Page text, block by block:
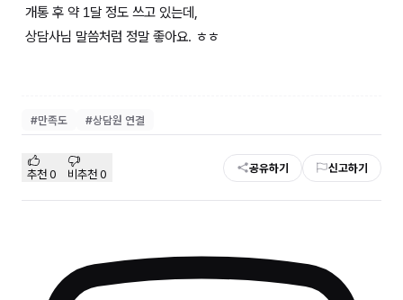
개통 후 약 1달 정도 쓰고 있는데,
상담사님 말씀처럼 정말 좋아요. ㅎㅎ
#만족도 #상담원 연결
추천 0 비추천 0 공유하기 신고하기